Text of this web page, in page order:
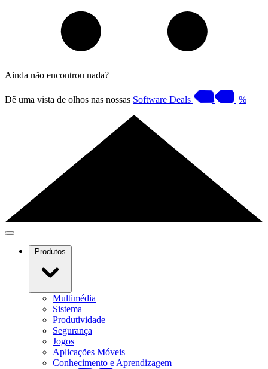
Ainda não encontrou nada?
Dê uma vista de olhos nas nossas Software Deals %
Produtos
Multimédia
Sistema
Produtividade
Segurança
Jogos
Aplicações Móveis
Conhecimento e Aprendizagem